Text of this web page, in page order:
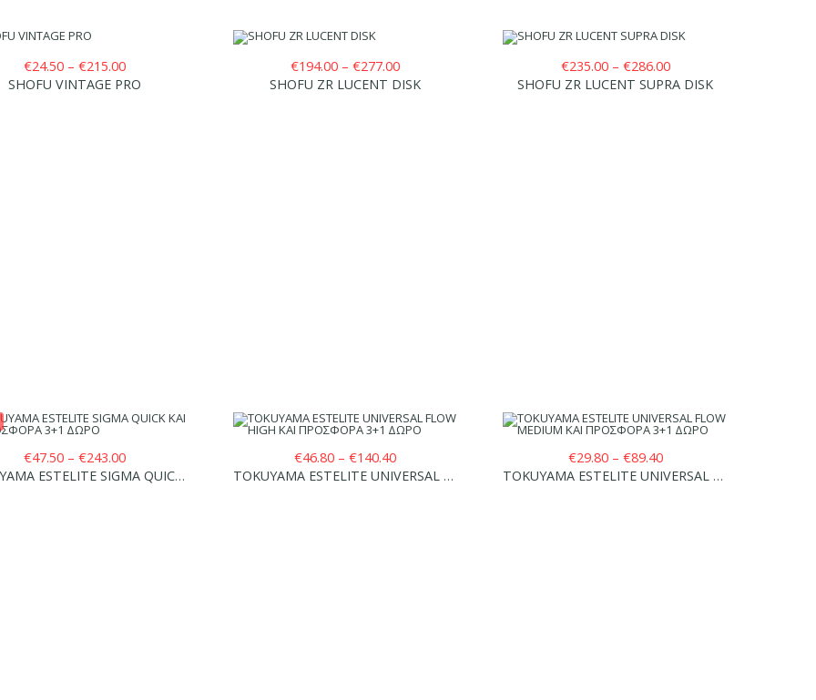
€24.50 – €215.00Price
range:
SHOFU VINTAGE PRO
€194.00 – €277.00Price
range:
SHOFU ZR LUCENT DISK
€235.00 – €286.00Price
range:
SHOFU ZR LUCENT SUPRA DISK
€47.50 – €243.00Price
range:
€47.50
TOKUYAMA ESTELITE SIGMA QUICK ΚΑΙ ΠΡΟΣΦΟΡΑ 3+1 ΔΩΡΟ
€46.80 – €140.40Price
range:
TOKUYAMA ESTELITE UNIVERSAL FLOW HIGH ΚΑΙ ΠΡΟΣΦΟΡΑ 3+1 ΔΩΡΟ
€29.80 – €89.40Price
range:
TOKUYAMA ESTELITE UNIVERSAL FLOW MEDIUM ΚΑΙ ΠΡΟΣΦΟΡΑ 3+1 ΔΩΡΟ